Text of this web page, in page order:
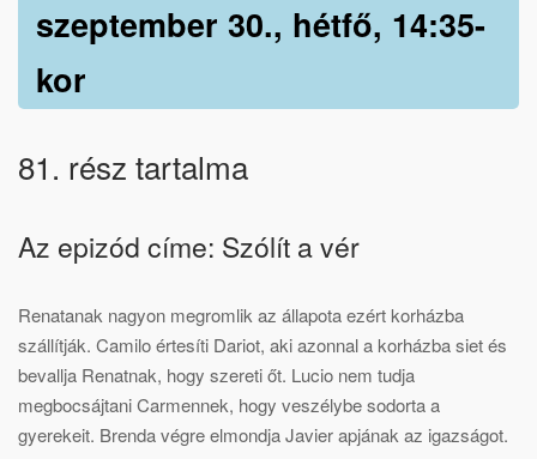
szeptember 30., hétfő, 14:35-
kor
81. rész tartalma
Az epizód címe: Szólít a vér
Renatanak nagyon megromlik az állapota ezért korházba
szállítják. Camilo értesíti Dariot, aki azonnal a korházba siet és
bevallja Renatnak, hogy szereti őt. Lucio nem tudja
megbocsájtani Carmennek, hogy veszélybe sodorta a
gyerekeit. Brenda végre elmondja Javier apjának az igazságot.